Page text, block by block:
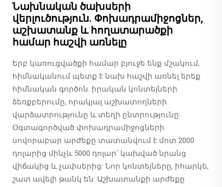
Նախնական ծախսերի
վերլուծություն. Փոխադրամիջոցներ,
աշխատանք և հողատարածքի
համար հաշվի առնելը
Երբ կառուցվածքի համար բյուջե ենք մշակում,
հիմնականում պետք է նախ հաշվի առնել երեք
հիմնական գործոն. իրական կոնտեյների
ձեռքբերումը, որակյալ աշխատողների
վարձատրությունը և տեղի ընտրությունը:
Օգտագործված փոխադրամիջոցների
սովորաբար արժեքը տատանվում է մոտ 2000
դոլարից մինչև 5000 դոլար՝ կախված նրանց
վիճակից և չափսերից: Նոր կոնտեյները, իհարկե,
շատ ավելի թանկ են: Աշխատանքի արժեքը